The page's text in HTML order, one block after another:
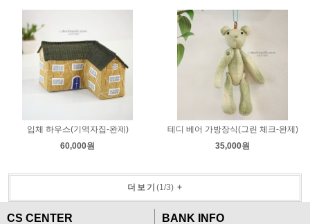
입체 하우스(기역자집-완제)
60,000원
테디 베어 가방장식(그린 체크-완제)
35,000원
더보기 (1/3)+
CS CENTER BANK INFO